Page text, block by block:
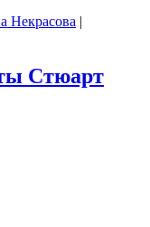
Некрасова
Стюарт